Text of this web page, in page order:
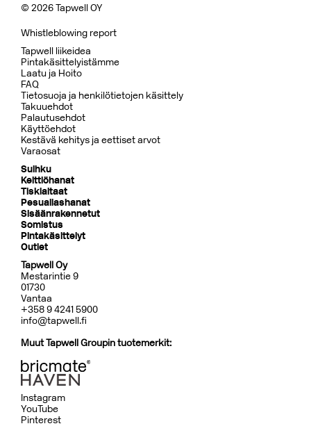
© 2026 Tapwell OY
Whistleblowing report
Tapwell liikeidea
Pintakäsittelyistämme
Laatu ja Hoito
FAQ
Tietosuoja ja henkilötietojen käsittely
Takuuehdot
Palautusehdot
Käyttöehdot
Kestävä kehitys ja eettiset arvot
Varaosat
Suihku
Keittiöhanat
Tiskialtaat
Pesuallashanat
Sisäänrakennetut
Somistus
Pintakäsittelyt
Outlet
Tapwell Oy
Mestarintie 9
01730
Vantaa
+358 9 4241 5900
info@tapwell.fi
Muut Tapwell Groupin tuotemerkit:
Instagram
YouTube
Pinterest